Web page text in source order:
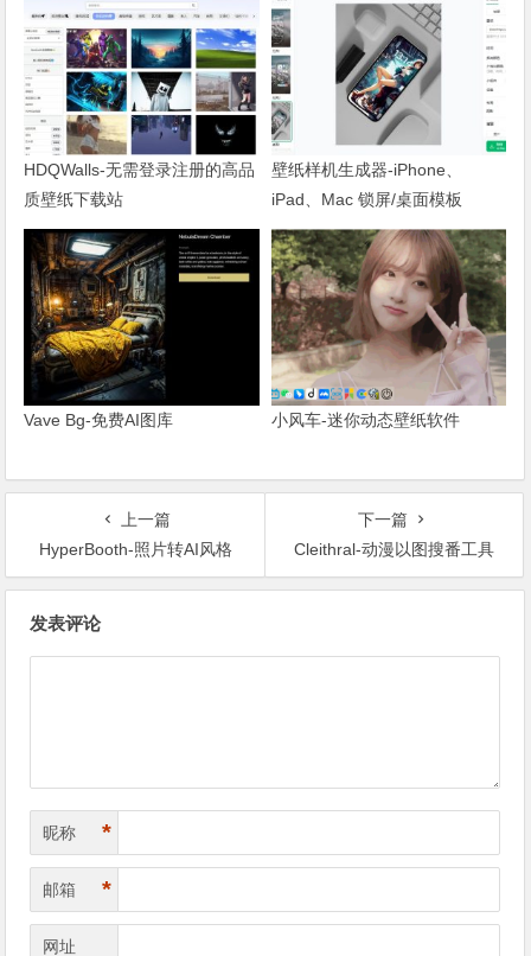
HDQWalls-无需登录注册的高品
质壁纸下载站
壁纸样机生成器-iPhone、
iPad、Mac 锁屏/桌面模板
Vave Bg-免费AI图库 小风车-迷你动态壁纸软件
上一篇
HyperBooth-照片转AI风格
下一篇
Cleithral-动漫以图搜番工具
发表评论
昵称 *
邮箱 *
网址